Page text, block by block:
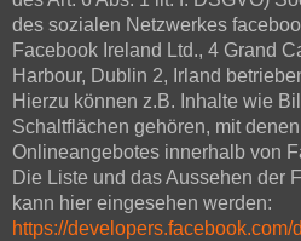
des sozialen Netzwerkes
Facebook Ireland Ltd., 4 Grand
Harbour, Dublin 2, Irland
Hierzu können z.B. Inhalte wie
Schaltflächen gehören, mit
Onlineangebotes innerhalb von
Die Liste und das Aussehen der
kann hier eingesehen werden:
https://developers.facebook.com/